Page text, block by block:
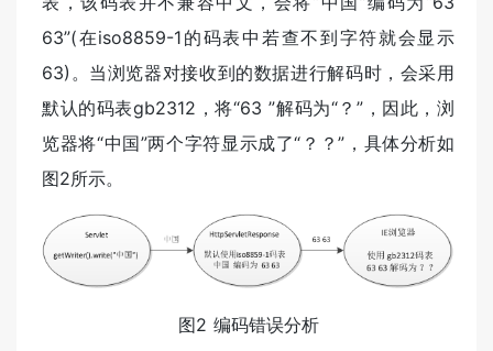
63”(在iso8859-1的码表中若查不到字符就会显示
63)。当浏览器对接收到的数据进行解码时，会采用
默认的码表gb2312，将“63 ”解码为“？”，因此，浏
览器将“中国”两个字符显示成了“？？”，具体分析如
图2所示。
图2 编码错误分析